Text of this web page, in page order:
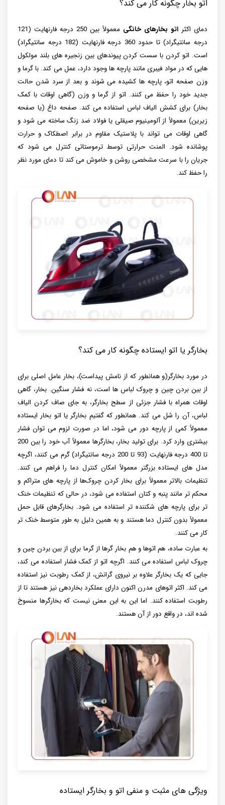
اتو بخار چگونه کار می کند؟
دمای اکثر اتو بخارهای خانگی
معمولاً بین 250 درجه فارنهایت (121
درجه سانتیگراد) تا حدود 360 درجه فارنهایت (182 درجه سانتیگراد)
است. اتو کردن با سست کردن پیوندهای بین زنجیره های بلند مولکول
هایی که در مواد فیبری مانند پارچه ها وجود دارد، عمل می کند. با گرما و
وزن صفحه اتو، پارچه ها کشیده می شوند و بعد از سرد شدن حالت
جدید خود را حفظ می کنند. اتو از گرما و وزن (گاهی اوقات با کمک
بخار) برای کشش الیاف لباس استفاده می کند. صفحه داغ (یا صفحه
زیرین) معمولاً از آلومینیوم صیقلی یا فولاد ضد زنگ ساخته می شود و
گاهی اوقات می تواند با پلاستیک مقاوم در برابر اصطکاک و حرارت
پوشانده شود. المنت حرارتی توسط ترموستاتی کنترل می شود که
جریان را با سرعت مشخصی روشن و خاموش می کند تا دمای مورد نظر
را حفظ کند.
بخارگر یا اتو ایستاده چگونه کار می کند؟
در مورد بخارگر(و همانطور که از نامش پیداست)، بخار عامل اصلی برای
از بین بردن چین و چروک لباس ها است، نه فشار سنگین. بخار، گاهی
اوقات همراه با فشار جزئی از سطح بخارگر، به جای صاف کردن الیاف
لباس، آن را شل می کند. همانطور که گفتیم بخارگر یا اتو بخار ایستاده
معمولاً کمی از پارچه دور می شود، اما در صورت لزوم می توان فشار
بیشتری وارد کرد. برای تولید بخار، بخارگرها معمولاً آب خود را بین 200
تا 400 درجه فارنهایت (93 تا 200 درجه سانتیگراد) گرم می کنند، اگرچه
مدل های ایستاده بزرگتر معمولاً امکان کنترل دما را فراهم می کنند.
تنظیمات بالاتر معمولاً برای بخار کردن چروک‌ها از پارچه‌ های متراکم و
محکم‌ تر مانند پنبه و کتان استفاده می‌ شود، در حالی که تنظیمات خنک‌
تر برای پارچه‌ های شکننده‌ تر استفاده می‌ شود. بخارگرهای قابل حمل
معمولاً بدون کنترل دما هستند و به همین دلیل به طور متوسط خنک تر
کار می کنند.
به عبارت ساده، هم اتوها و هم بخار گرها از گرما برای از بین بردن چین و
چروک لباس استفاده می کنند. اگرچه اتو از کمک فشار استفاده می کند،
جایی که یک بخارگر علاوه بر نیروی گرانش، از کمک رطوبت نیز استفاده
می کند. اکثر اتوهای مدرن اکنون دارای عملکرد بخاردهی نیز هستند تا از
رطوبت استفاده کنند. اما این به این معنی نیست که بخارگرها منسوخ
شده اند، در واقع دور از آن هستند.
ویژگی های مثبت و منفی اتو و بخارگر ایستاده